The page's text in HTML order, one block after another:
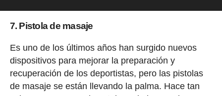
7. Pistola de masaje
Es uno de los últimos años han surgido nuevos
dispositivos para mejorar la preparación y
recuperación de los deportistas, pero las pistolas
de masaje se están llevando la palma. Hace tan